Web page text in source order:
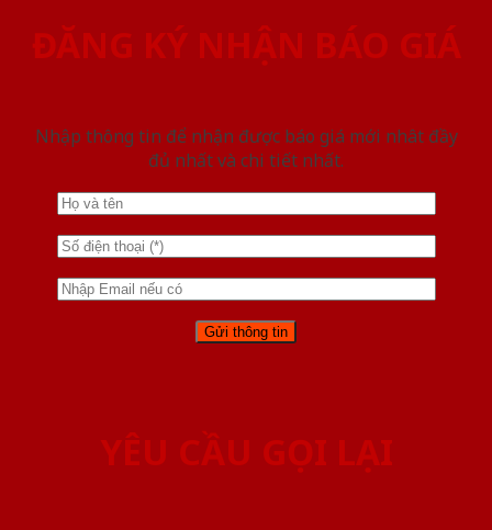
ĐĂNG KÝ NHẬN BÁO GIÁ
Nhập thông tin để nhận được báo giá mới nhât đầy
đủ nhất và chi tiết nhất.
YÊU CẦU GỌI LẠI